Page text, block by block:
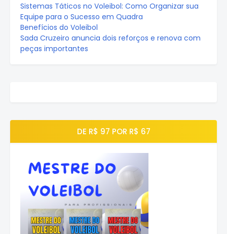
Sistemas Táticos no Voleibol: Como Organizar sua
Equipe para o Sucesso em Quadra
Benefícios do Voleibol
Sada Cruzeiro anuncia dois reforços e renova com
peças importantes
DE R$ 97 POR R$ 67